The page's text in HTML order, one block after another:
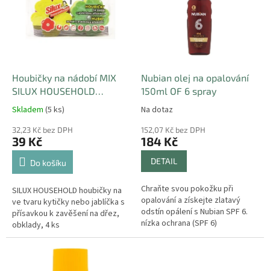
Houbičky na nádobí MIX
SILUX HOUSEHOLD
jablka/kytičky 4 ks +
přísavka Sidolux
Skladem (5 ks)
32,23 Kč bez DPH
39 Kč
Do košíku
SILUX HOUSEHOLD houbičky na
ve tvaru kytičky nebo jablíčka s
přísavkou k zavěšení na dřez,
obklady, 4 ks
Nubian olej na opalování
150ml OF 6 spray
Na dotaz
152,07 Kč bez DPH
184 Kč
DETAIL
Chraňte svou pokožku při
opalování a získejte zlatavý
odstín opálení s Nubian SPF 6.
nízka ochrana (SPF 6)
kombinace UVA/UVB filtrů –